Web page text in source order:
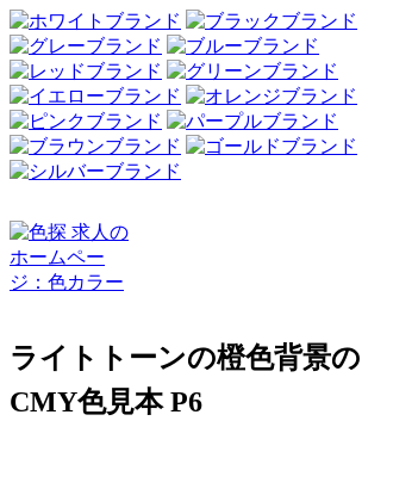
ライトトーンの橙色背景の
CMY色見本 P6